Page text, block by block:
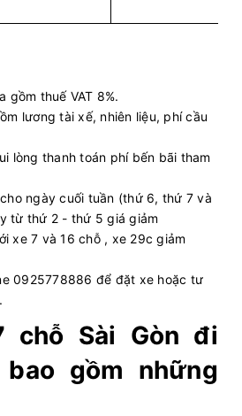
gồm thuế VAT 8%.
lương tài xế, nhiên liệu, phí cầu
lòng thanh toán phí bến bãi tham
ngày cuối tuần (thứ 6, thứ 7 và
từ thứ 2 - thứ 5 giá giảm
xe 7 và 16 chỗ , xe 29c giảm
0925778886 để đặt xe hoặc tư
chỗ Sài Gòn đi
gồm những